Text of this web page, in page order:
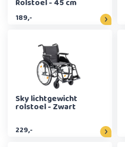
Rolstoel - 45 cm
189,-
Sky lichtgewicht
rolstoel - Zwart
229,-